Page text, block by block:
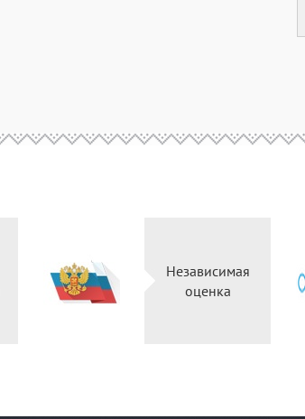
Независимая
оценка